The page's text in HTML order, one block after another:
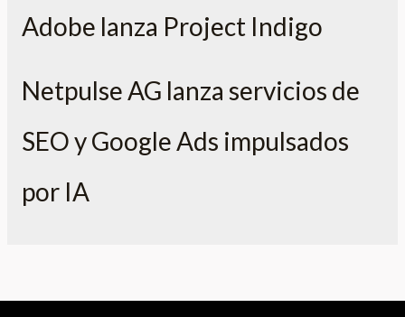
Adobe lanza Project Indigo
Netpulse AG lanza servicios de
SEO y Google Ads impulsados
por IA